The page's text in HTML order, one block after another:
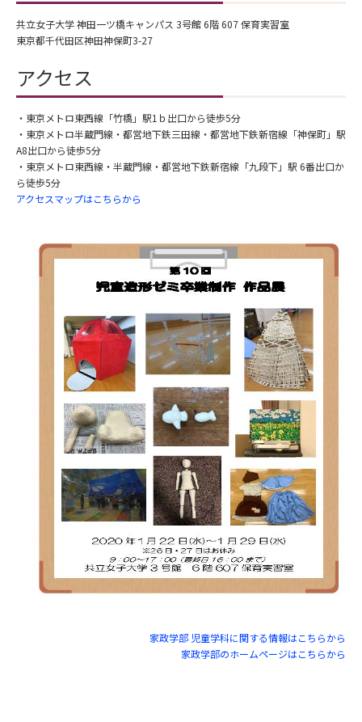
共立女子大学 神田一ツ橋キャンパス 3号館 6階 607 保育実習室
東京都千代田区神田神保町3-27
アクセス
・東京メトロ東西線「竹橋」駅1ｂ出口から徒歩5分
・東京メトロ半蔵門線・都営地下鉄三田線・都営地下鉄新宿線「神保町」駅
A8出口から徒歩5分
・東京メトロ東西線・半蔵門線・都営地下鉄新宿線「九段下」駅 6番出口か
ら徒歩5分
アクセスマップはこちらから
家政学部 児童学科に関する情報はこちらから
家政学部のホームページはこちらから